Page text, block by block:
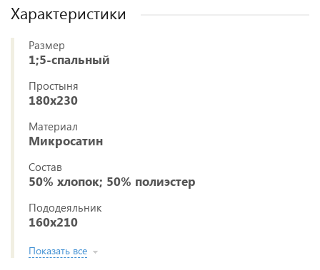
Характеристики
Размер
1;5-спальный
Простыня
180x230
Материал
Микросатин
Состав
50% хлопок; 50% полиэстер
Пододеяльник
160x210
Показать все